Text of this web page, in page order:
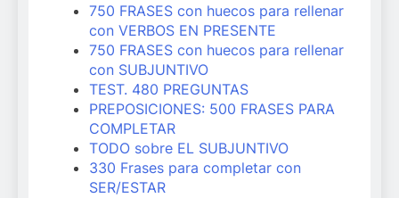
750 FRASES con huecos para rellenar
con VERBOS EN PRESENTE
750 FRASES con huecos para rellenar
con SUBJUNTIVO
TEST. 480 PREGUNTAS
PREPOSICIONES: 500 FRASES PARA
COMPLETAR
TODO sobre EL SUBJUNTIVO
330 Frases para completar con
SER/ESTAR